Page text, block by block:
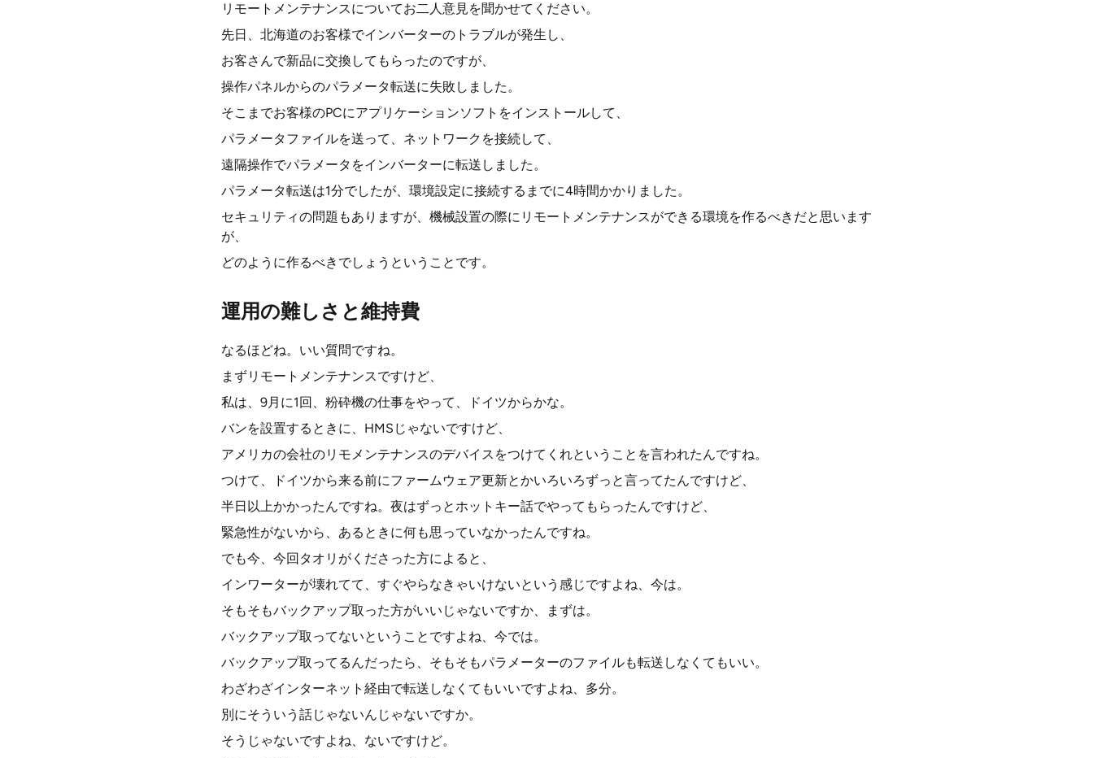
リモートメンテナンスについてお二人意見を聞かせてください。
先日、北海道のお客様でインバーターのトラブルが発生し、
お客さんで新品に交換してもらったのですが、
操作パネルからのパラメータ転送に失敗しました。
そこまでお客様のPCにアプリケーションソフトをインストールして、
パラメータファイルを送って、ネットワークを接続して、
遠隔操作でパラメータをインバーターに転送しました。
パラメータ転送は1分でしたが、環境設定に接続するまでに4時間かかりました。
セキュリティの問題もありますが、機械設置の際にリモートメンテナンスができる環境を作るべきだと思います
が、
どのように作るべきでしょうということです。
運用の難しさと維持費
なるほどね。いい質問ですね。
まずリモートメンテナンスですけど、
私は、9月に1回、粉砕機の仕事をやって、ドイツからかな。
バンを設置するときに、HMSじゃないですけど、
アメリカの会社のリモメンテナンスのデバイスをつけてくれということを言われたんですね。
つけて、ドイツから来る前にファームウェア更新とかいろいろずっと言ってたんですけど、
半日以上かかったんですね。夜はずっとホットキー話でやってもらったんですけど、
緊急性がないから、あるときに何も思っていなかったんですね。
でも今、今回タオリがくださった方によると、
インワーターが壊れてて、すぐやらなきゃいけないという感じですよね、今は。
そもそもバックアップ取った方がいいじゃないですか、まずは。
バックアップ取ってないということですよね、今では。
バックアップ取ってるんだったら、そもそもパラメーターのファイルも転送しなくてもいい。
わざわざインターネット経由で転送しなくてもいいですよね、多分。
別にそういう話じゃないんじゃないですか。
そうじゃないですよね、ないですけど。